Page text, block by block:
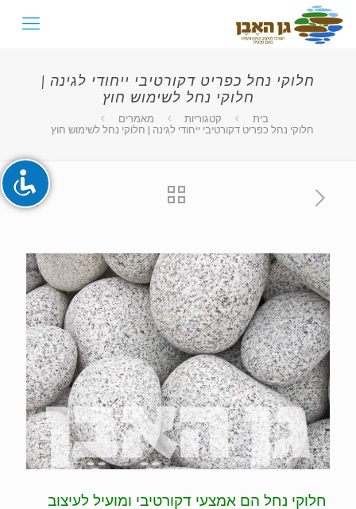
השבת את ההבזקים
סמן כותרות
zoom_in
add_circle_outline הגדלת גופן
spellcheck גופן קריא
brightness_high ניגודיות בהירה
brightness_low ניגודיות כהה
format_underlined הוסף קו תחתון לקישורים
font_download סמן קישורים
לאפס
את
כל
האפשרויות
cached
השארת משוב
חלוקי נחל כפריט דקורטיבי ייחודי לגינה |
חלוקי נחל לשימוש חוץ
בית קטגוריות
מאמרים
חלוקי נחל כפריט דקורטיבי ייחודי לגינה | חלוקי נחל לשימוש חוץ
חלוקי נחל הם אמצעי דקורטיבי ומועיל לעיצוב